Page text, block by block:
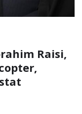
Raisi,